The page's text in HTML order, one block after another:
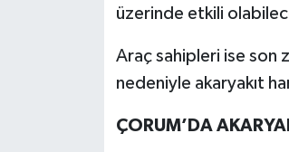
üzerinde etkili
Araç sahipleri ise son
nedeniyle akaryakıt
ÇORUM’DA